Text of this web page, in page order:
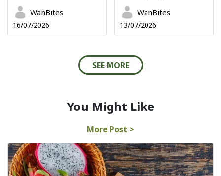
WanBites
16/07/2026
WanBites
13/07/2026
SEE MORE
You Might Like
More Post >